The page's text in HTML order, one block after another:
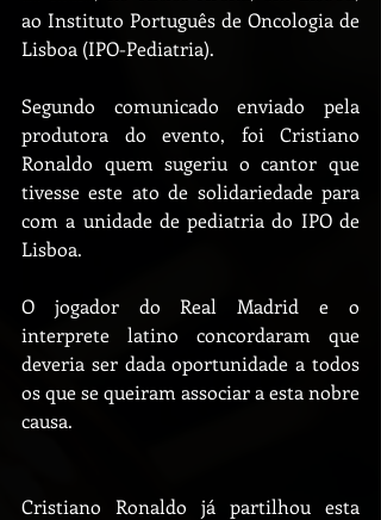
ao Instituto Português de Oncologia de
Lisboa (IPO-Pediatria).
Segundo comunicado enviado pela
produtora do evento, foi Cristiano
Ronaldo quem sugeriu o cantor que
tivesse este ato de solidariedade para
com a unidade de pediatria do IPO de
Lisboa.
O jogador do Real Madrid e o
interprete latino concordaram que
deveria ser dada oportunidade a todos
os que se queiram associar a esta nobre
causa.
Cristiano Ronaldo já partilhou esta